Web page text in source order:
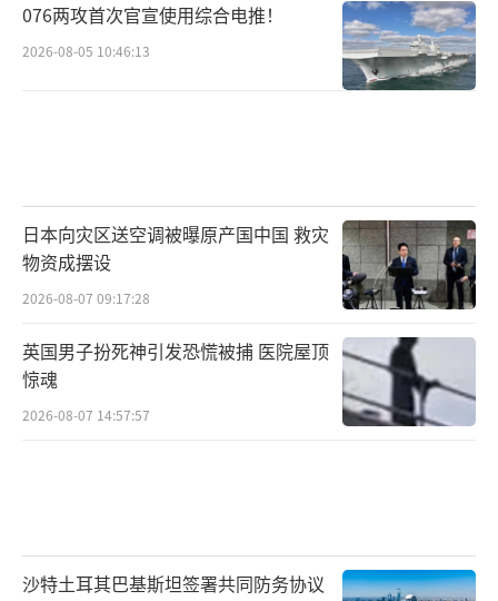
076两攻首次官宣使用综合电推！
2026-08-05 10:46:13
日本向灾区送空调被曝原产国中国 救灾
物资成摆设
2026-08-07 09:17:28
英国男子扮死神引发恐慌被捕 医院屋顶
惊魂
2026-08-07 14:57:57
沙特土耳其巴基斯坦签署共同防务协议